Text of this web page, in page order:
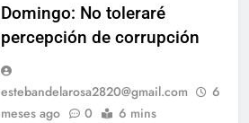
Domingo: No toleraré
percepción de corrupción
estebandelarosa2820@gmail.com
6
meses ago
0 6 mins